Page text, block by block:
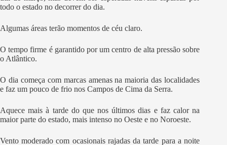
todo o estado no decorrer do dia.
Algumas áreas terão momentos de céu claro.
O tempo firme é garantido por um centro de alta pressão sobre
o Atlântico.
O dia começa com marcas amenas na maioria das localidades
e faz um pouco de frio nos Campos de Cima da Serra.
Aquece mais à tarde do que nos últimos dias e faz calor na
maior parte do estado, mais intenso no Oeste e no Noroeste.
Vento moderado com ocasionais rajadas da tarde para a noite